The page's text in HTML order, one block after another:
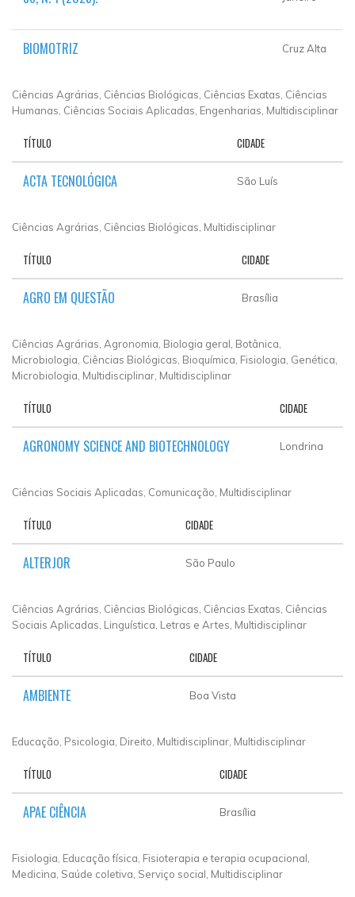
BIOMOTRIZ Cruz Alta
Ciências Agrárias, Ciências Biológicas, Ciências Exatas, Ciências
Humanas, Ciências Sociais Aplicadas, Engenharias, Multidisciplinar
TÍTULO CIDADE
ACTA TECNOLÓGICA São Luís
Ciências Agrárias, Ciências Biológicas, Multidisciplinar
TÍTULO CIDADE
AGRO EM QUESTÃO Brasília
Ciências Agrárias, Agronomia, Biologia geral, Botânica,
Microbiologia, Ciências Biológicas, Bioquímica, Fisiologia, Genética,
Microbiologia, Multidisciplinar, Multidisciplinar
TÍTULO CIDADE
AGRONOMY SCIENCE AND BIOTECHNOLOGY Londrina
Ciências Sociais Aplicadas, Comunicação, Multidisciplinar
TÍTULO CIDADE
ALTERJOR São Paulo
Ciências Agrárias, Ciências Biológicas, Ciências Exatas, Ciências
Sociais Aplicadas, Linguística, Letras e Artes, Multidisciplinar
TÍTULO CIDADE
AMBIENTE Boa Vista
Educação, Psicologia, Direito, Multidisciplinar, Multidisciplinar
TÍTULO CIDADE
APAE CIÊNCIA Brasília
Fisiologia, Educação física, Fisioterapia e terapia ocupacional,
Medicina, Saúde coletiva, Serviço social, Multidisciplinar